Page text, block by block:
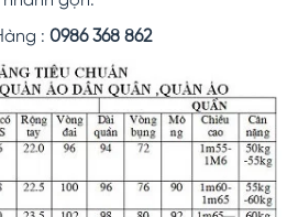
: 0986 368 862